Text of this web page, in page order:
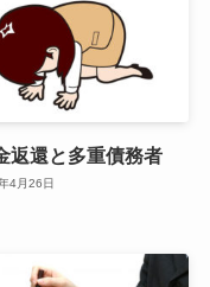
返還と多重債務者
4月26日